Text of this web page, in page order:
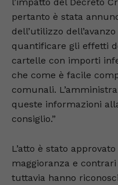
pertanto è stata
dell’utilizzo
quantificare gli effetti
cartelle con importi
che come è facile
comunali.
queste informazioni
consiglio.”
L’atto è stato
maggioranza e
tuttavia hanno